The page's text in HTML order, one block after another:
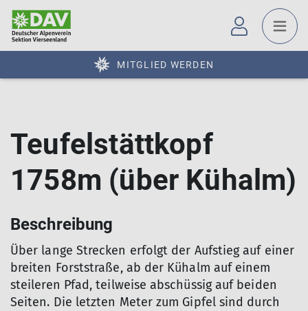
MITGLIED WERDEN
Teufelstättkopf
1758m (über Kühalm)
Beschreibung
Über lange Strecken erfolgt der Aufstieg auf einer
breiten Forststraße, ab der Kühalm auf einem
steileren Pfad, teilweise abschüssig auf beiden
Seiten. Die letzten Meter zum Gipfel sind durch